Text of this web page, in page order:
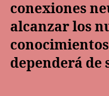
conexiones
alcanzar los
dependerá de